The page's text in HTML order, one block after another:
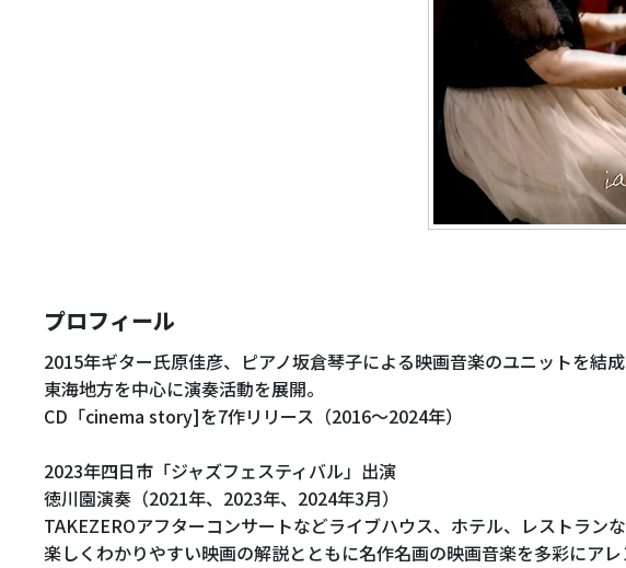
プロフィール
2015年ギター氏原佳彦、ピアノ坂倉琴子による映画音楽のユニットを結成
東海地方を中心に演奏活動を展開。
CD「cinema story]を7作リリース（2016～2024年）
2023年四日市「ジャズフェスティバル」出演
徳川園演奏（2021年、2023年、2024年3月）
TAKEZEROアフターコンサートなどライブハウス、ホテル、レストラン
楽しくわかりやすい映画の解説とともに名作名画の映画音楽を多彩にア